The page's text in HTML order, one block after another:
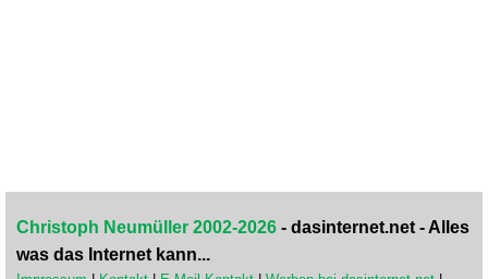
Christoph Neumüller 2002-2026 - dasinternet.net - Alles
was das Internet kann...